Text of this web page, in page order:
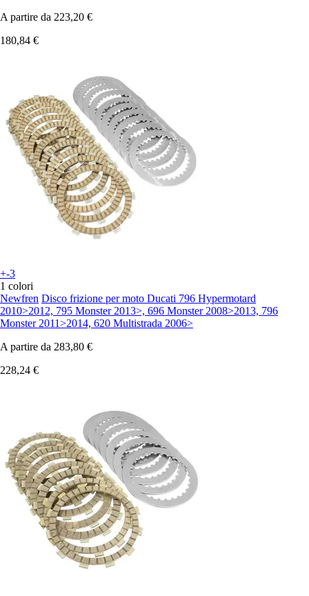
A partire da 223,20 €
180,84 €
+-3
1 colori
Newfren Disco frizione per moto Ducati 796 Hypermotard
2010>2012, 795 Monster 2013>, 696 Monster 2008>2013, 796
Monster 2011>2014, 620 Multistrada 2006>
A partire da 283,80 €
228,24 €